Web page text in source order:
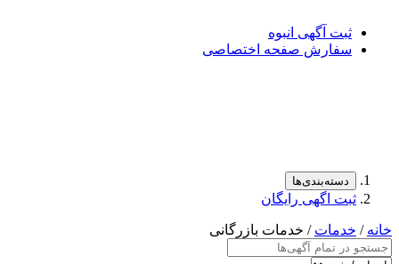
ثبت آگهی انبوه
سفارش صفحه اختصاصی
دسته‌بندی‌ها
ثبت اگهی رایگان
خانه / خدمات / خدمات بازرگانی